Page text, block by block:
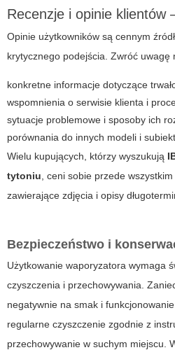
Recenzje i opinie klientów
Opinie użytkowników są cennym
krytycznego podejścia. Zwróć uwagę
konkretne informacje dotyczące
wspomnienia o serwisie klienta i
sytuacje problemowe i sposoby ich
porównania do innych modeli i
Wielu kupujących, którzy wyszukują
tytoniu, ceni sobie przede
zawierające zdjęcia i opisy
Bezpieczeństwo i
Użytkowanie waporyzatora wymaga
czyszczenia i przechowywania.
negatywnie na smak i
regularne czyszczenie zgodnie z
przechowywanie w suchym miejscu.